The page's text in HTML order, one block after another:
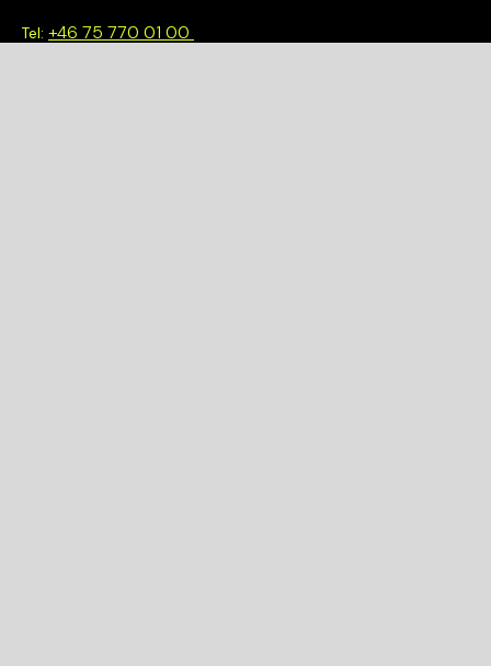
Tel: +46 75 770 01 00